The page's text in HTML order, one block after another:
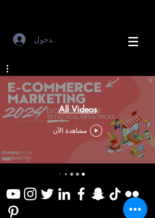
تسجيل الدخول
All Videos
مشاهدة الآن